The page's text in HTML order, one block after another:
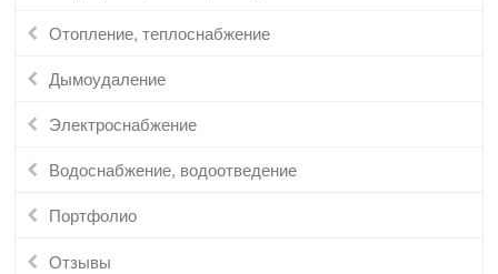
Отопление, теплоснабжение
Дымоудаление
Электроснабжение
Водоснабжение, водоотведение
Портфолио
Отзывы